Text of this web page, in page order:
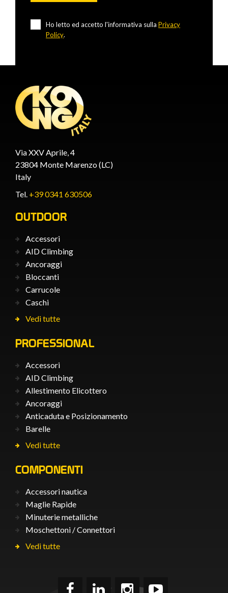
Ho letto ed accetto l'informativa sulla Privacy
Policy.
Via XXV Aprile, 4
23804 Monte Marenzo (LC)
Italy
Tel. +39 0341 630506
OUTDOOR
Accessori
AID Climbing
Ancoraggi
Bloccanti
Carrucole
Caschi
Vedi tutte
PROFESSIONAL
Accessori
AID Climbing
Allestimento Elicottero
Ancoraggi
Anticaduta e Posizionamento
Barelle
Vedi tutte
COMPONENTI
Accessori nautica
Maglie Rapide
Minuterie metalliche
Moschettoni / Connettori
Vedi tutte